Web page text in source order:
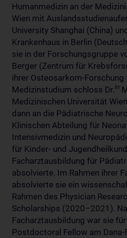
Humanmedizin an der
Wien mit
University Shanghai (China)
Krankenhaus in Berlin
sie in der Forschungsgruppe
Berger (Zentrum für
ihrer Osteosarkom-Forschung
Medizinstudium schloss Dr.in
Medizinischen Universität
dann an die Pädiatrische
Klinischen Abteilung für
Intensivmedizin und
für Kinder- und
Facharztausbildung für
absolvierte. Im Rahmen ihrer
absolvierte sie ein
Rahmen des Physician
Scholarships (2020–2021).
Facharztausbildung war sie
Postdoctoral Fellow am Dana-